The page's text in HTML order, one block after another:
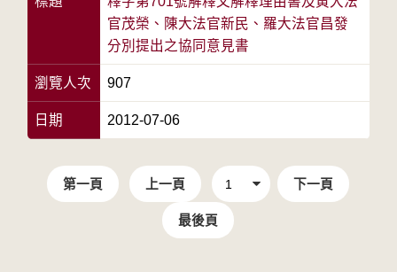
官茂榮、陳大法官新民、羅大法官昌發
分別提出之協同意見書
瀏覽人次 907
日期 2012-07-06
第一頁 上一頁 下一頁
最後頁